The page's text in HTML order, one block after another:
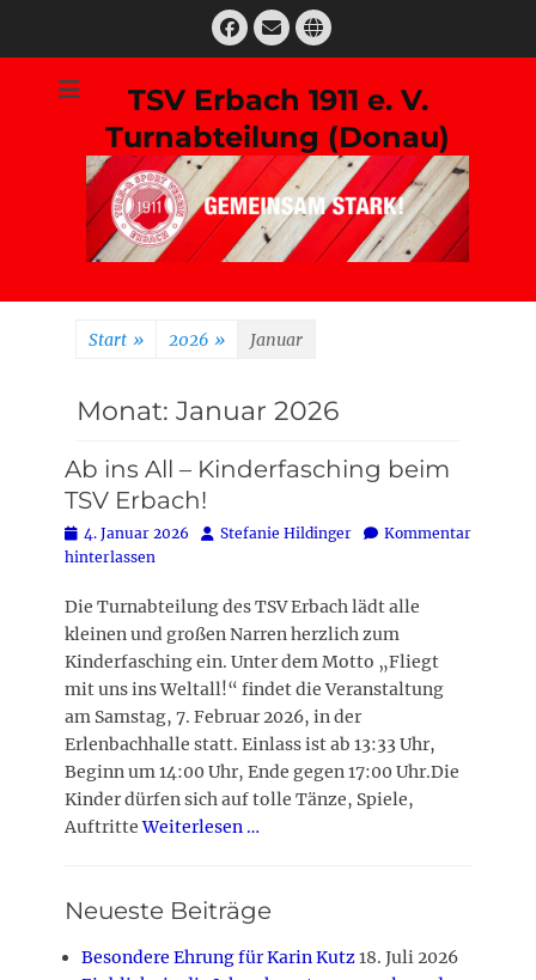
Facebook
E-
Mail
Website
TSV Erbach 1911 e. V.
Turnabteilung (Donau)
Start » 2026 » Januar
Monat: Januar 2026
Ab ins All – Kinderfasching beim
TSV Erbach!
Posted
on
4. Januar 2026 AutorStefanie Hildinger
Kommentar
hinterlassen
Die Turnabteilung des TSV Erbach lädt alle
kleinen und großen Narren herzlich zum
Kinderfasching ein. Unter dem Motto „Fliegt
mit uns ins Weltall!“ findet die Veranstaltung
am Samstag, 7. Februar 2026, in der
Erlenbachhalle statt. Einlass ist ab 13:33 Uhr,
Beginn um 14:00 Uhr, Ende gegen 17:00 Uhr.Die
Kinder dürfen sich auf tolle Tänze, Spiele,
AuftritteWeiterlesen …
Neueste Beiträge
Besondere Ehrung für Karin Kutz18. Juli 2026